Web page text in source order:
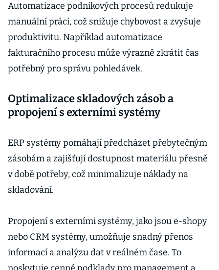
Automatizace podnikových procesů redukuje
manuální práci, což snižuje chybovost a zvyšuje
produktivitu. Například automatizace
fakturačního procesu může výrazně zkrátit čas
potřebný pro správu pohledávek.
Optimalizace skladových zásob a
propojení s externími systémy
ERP systémy pomáhají předcházet přebytečným
zásobám a zajišťují dostupnost materiálu přesně
v době potřeby, což minimalizuje náklady na
skladování.
Propojení s externími systémy, jako jsou e-shopy
nebo CRM systémy, umožňuje snadný přenos
informací a analýzu dat v reálném čase. To